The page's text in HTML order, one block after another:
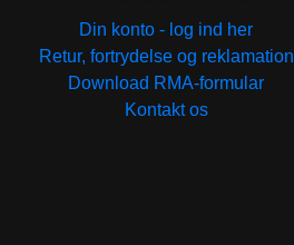
Din konto - log ind her
Retur, fortrydelse og reklamation
Download RMA-formular
Kontakt os